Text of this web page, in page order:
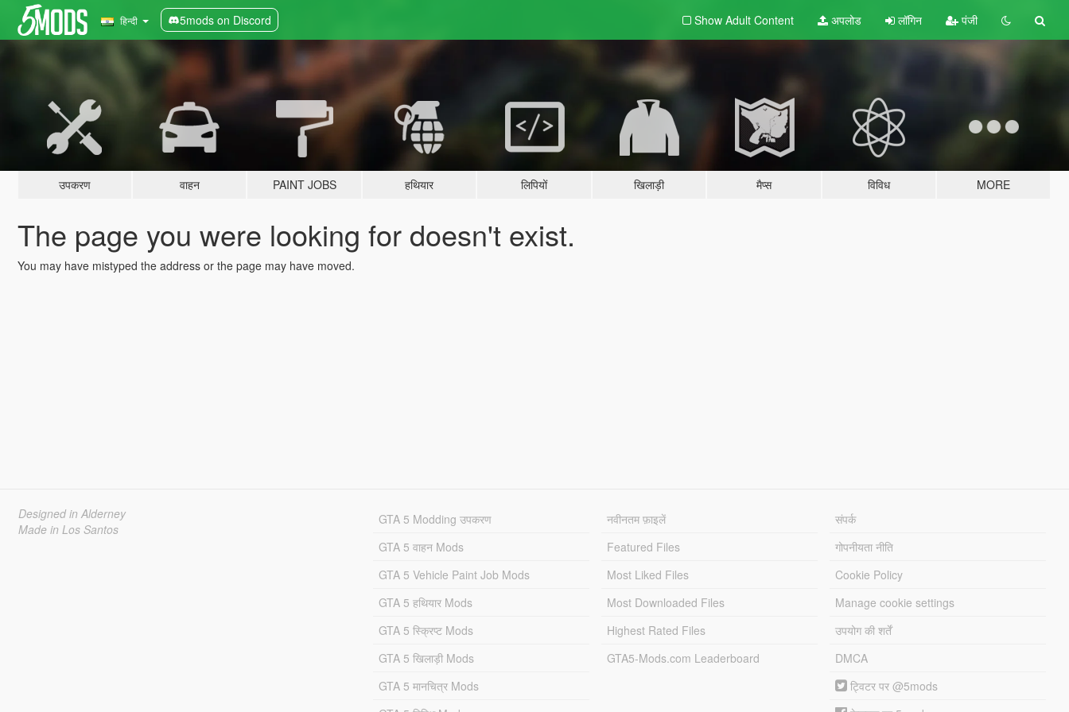
हिन्दी 5mods on Discord Show Adult Content अपलोड लॉगिन पंजी
उपकरण वाहन PAINT JOBS हथियार लिपियों खिलाड़ी मैप्स विविध MORE
The page you were looking for doesn't exist.
You may have mistyped the address or the page may have moved.
Designed in Alderney
Made in Los Santos
GTA 5 Modding उपकरण
GTA 5 वाहन Mods
GTA 5 Vehicle Paint Job Mods
GTA 5 हथियार Mods
GTA 5 स्क्रिप्ट Mods
GTA 5 खिलाड़ी Mods
GTA 5 मानचित्र Mods
नवीनतम फ़ाइलें
Featured Files
Most Liked Files
Most Downloaded Files
Highest Rated Files
GTA5-Mods.com Leaderboard
संपर्क
गोपनीयता नीति
Cookie Policy
Manage cookie settings
उपयोग की शर्तें
DMCA
ट्विटर पर @5mods